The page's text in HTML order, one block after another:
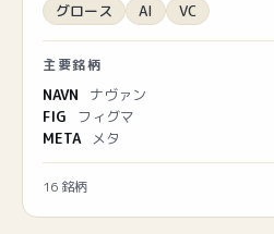
グロース AI VC
主要銘柄
NAVN ナヴァン
FIG フィグマ
META メタ
16 銘柄